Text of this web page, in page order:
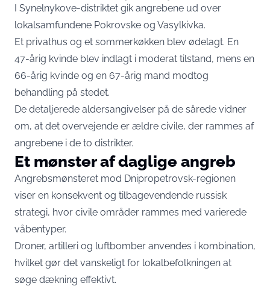
I Synelnykove-distriktet gik angrebene ud over
lokalsamfundene Pokrovske og Vasylkivka.
Et privathus og et sommerkøkken blev ødelagt. En
47-årig kvinde blev indlagt i moderat tilstand, mens en
66-årig kvinde og en 67-årig mand modtog
behandling på stedet.
De detaljerede aldersangivelser på de sårede vidner
om, at det overvejende er ældre civile, der rammes af
angrebene i de to distrikter.
Et mønster af daglige angreb
Angrebsmønsteret mod Dnipropetrovsk-regionen
viser en konsekvent og tilbagevendende russisk
strategi, hvor civile områder rammes med varierede
våbentyper.
Droner, artilleri og luftbomber anvendes i kombination,
hvilket gør det vanskeligt for lokalbefolkningen at
søge dækning effektivt.